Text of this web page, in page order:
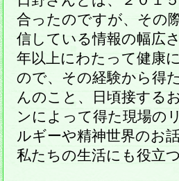
合ったのですが、その
信している情報の幅広
年以上にわたって健康
ので、その経験から得
んのこと、日頃接する
ンによって得た現場の
ルギーや精神世界のお
私たちの生活にも役立